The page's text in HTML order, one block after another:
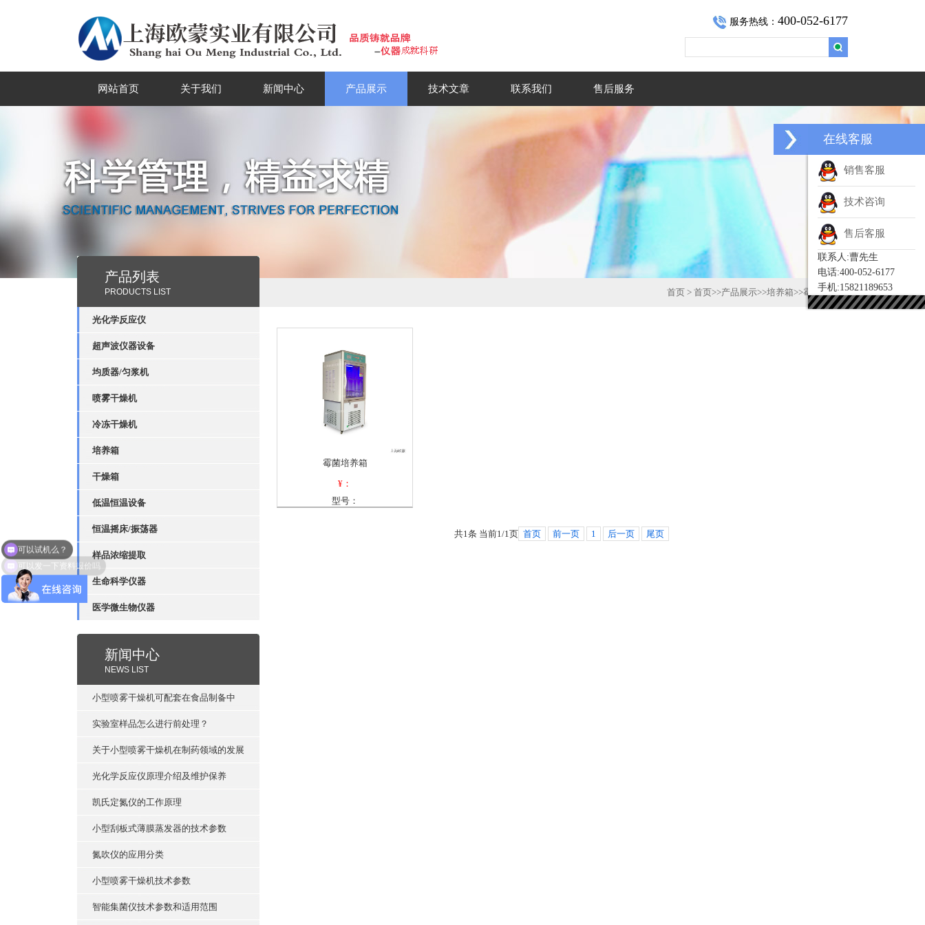
服务热线： 400-052-6177
网站首页 关于我们 新闻中心 产品展示 技术文章 联系我们 售后服务
产品列表
PRODUCTS LIST
光化学反应仪
超声波仪器设备
均质器/匀浆机
喷雾干燥机
冷冻干燥机
培养箱
干燥箱
低温恒温设备
恒温摇床/振荡器
样品浓缩提取
生命科学仪器
医学微生物仪器
新闻中心
NEWS LIST
小型喷雾干燥机可配套在食品制备中
实验室样品怎么进行前处理？
关于小型喷雾干燥机在制药领域的发展
光化学反应仪原理介绍及维护保养
凯氏定氮仪的工作原理
小型刮板式薄膜蒸发器的技术参数
氮吹仪的应用分类
小型喷雾干燥机技术参数
智能集菌仪技术参数和适用范围
首页 > 首页>>产品展示>>培养箱>>霉菌培养箱
霉菌培养箱
¥：
型号：
共1条 当前1/1页 首页 前一页 1 后一页 尾页
在线客服
销售客服
技术咨询
售后客服
联系人:曹先生
电话:400-052-6177
手机:15821189653
可以发一下资料报价吗